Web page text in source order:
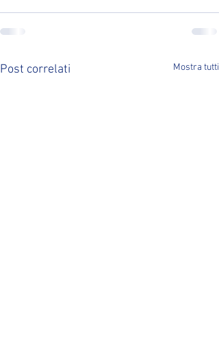
Post correlati Mostra tutti